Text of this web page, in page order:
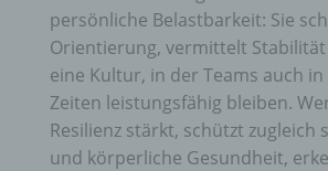
persönliche Belastbarkeit: Sie
Orientierung, vermittelt
eine Kultur, in der Teams auch
Zeiten leistungsfähig bleiben.
Resilienz stärkt, schützt zugleich
und körperliche Gesundheit,